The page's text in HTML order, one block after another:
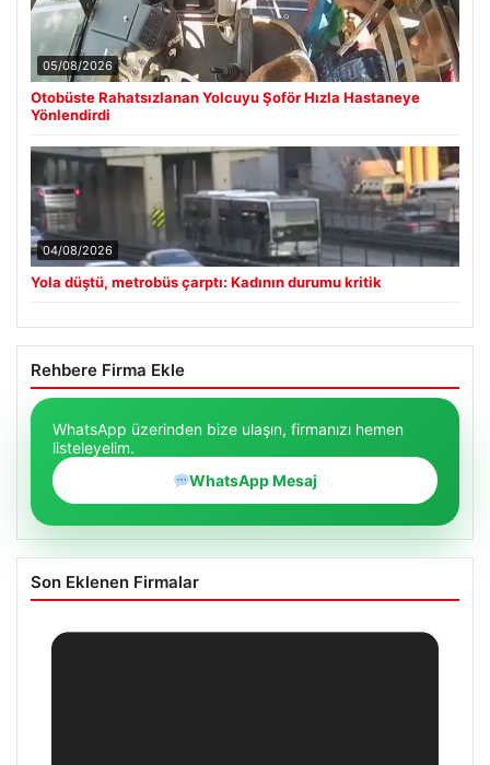
05/08/2026
Otobüste Rahatsızlanan Yolcuyu Şoför Hızla Hastaneye
Yönlendirdi
04/08/2026
Yola düştü, metrobüs çarptı: Kadının durumu kritik
Rehbere Firma Ekle
WhatsApp üzerinden bize ulaşın, firmanızı hemen
listeleyelim.
WhatsApp Mesaj
Son Eklenen Firmalar